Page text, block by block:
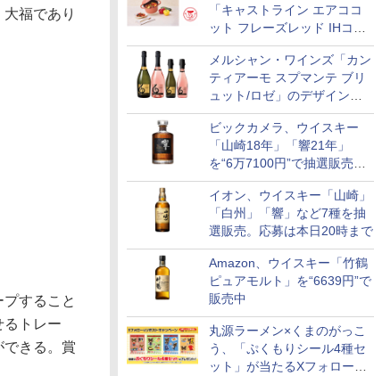
「キャストライン エアココ
ット フレーズレッド IHココ
ット鍋 24cm」数量限定発売
メルシャン・ワインズ「カン
ティアーモ スプマンテ ブリ
ュット/ロゼ」のデザインを
リニューアル。ハーフボトル
も登場
ビックカメラ、ウイスキー
「山崎18年」「響21年」
を“6万7100円”で抽選販売。
店頭で9日まで受付
イオン、ウイスキー「山崎」
「白州」「響」など7種を抽
選販売。応募は本日20時まで
Amazon、ウイスキー「竹鶴
ピュアモルト」を“6639円”で
販売中
丸源ラーメン×くまのがっこ
う、「ぷくもりシール4種セ
ット」が当たるXフォロー＆
福であり
すること
るトレー
きる。賞